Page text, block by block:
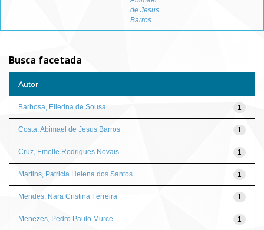
de Jesus
Barros
Busca facetada
Autor
1
Barbosa, Eliedna de Sousa
1
Costa, Abimael de Jesus Barros
1
Cruz, Emelle Rodrigues Novais
1
Martins, Patricia Helena dos Santos
1
Mendes, Nara Cristina Ferreira
1
Menezes, Pedro Paulo Murce